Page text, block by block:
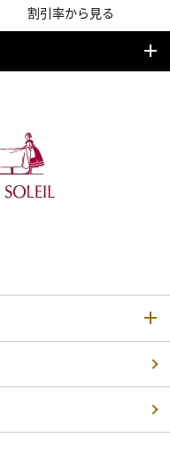
割引率から見る